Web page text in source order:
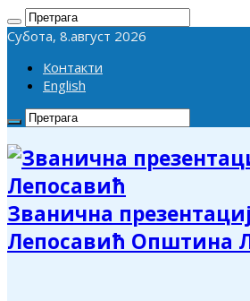
Субота, 8.август 2026
Контакти
English
Званична
Лепосавић Општина